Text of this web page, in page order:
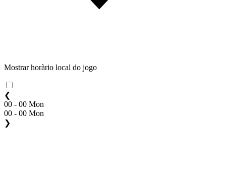
Mostrar horàrio local do jogo
❮
00 - 00 Mon
00 - 00 Mon
❯